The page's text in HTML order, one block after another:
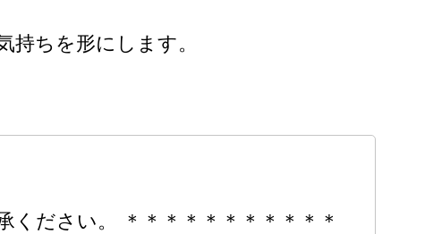
ちを形にします。
ださい。 ＊＊＊＊＊＊＊＊＊＊＊